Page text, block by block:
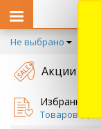
Не выбрано
Акции
Избранное
Товаров (